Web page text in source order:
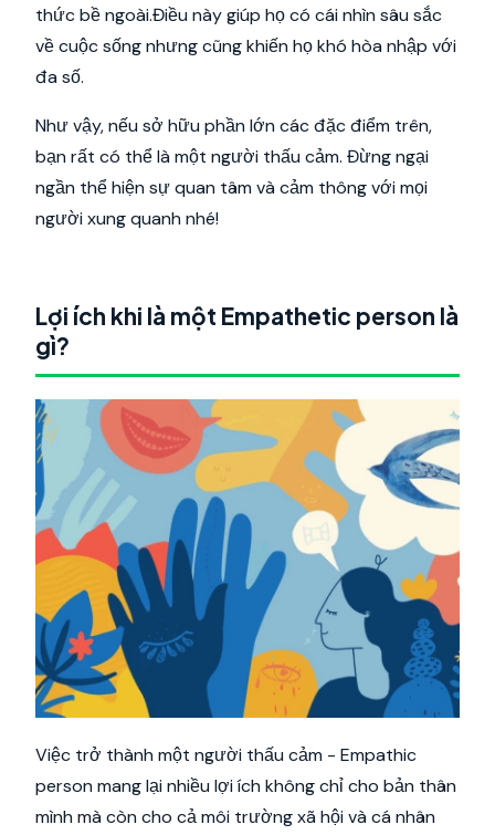
thức bề ngoài.Điều này giúp họ có cái nhìn sâu sắc
về cuộc sống nhưng cũng khiến họ khó hòa nhập với
đa số.
Như vậy, nếu sở hữu phần lớn các đặc điểm trên,
bạn rất có thể là một người thấu cảm. Đừng ngại
ngần thể hiện sự quan tâm và cảm thông với mọi
người xung quanh nhé!
Lợi ích khi là một Empathetic person là
gì?
Việc trở thành một người thấu cảm - Empathic
person mang lại nhiều lợi ích không chỉ cho bản thân
mình mà còn cho cả môi trường xã hội và cá nhân